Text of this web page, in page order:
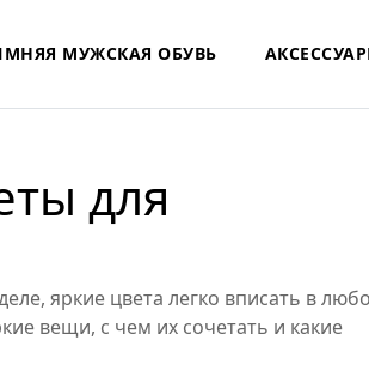
МУЖСКАЯ ОБУВЬ
для
яркие цвета легко вписать в
вещи, с чем их сочетать и какие